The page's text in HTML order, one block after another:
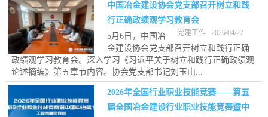
中国冶金建设协会党支部召开树立和践
行正确政绩观学习教育会
党建工作 2026/04/27
5月6日，中国冶
金建设协会党支部召开树立和践行正确
政绩观学习教育会。深入学习《习近平关于树立和践行正确政绩观
论述摘编》第五章节内容。协会党支部书记刘玉山...
2026年全国行业职业技能竞赛——第五
届全国冶金建设行业职业技能竞赛暨中